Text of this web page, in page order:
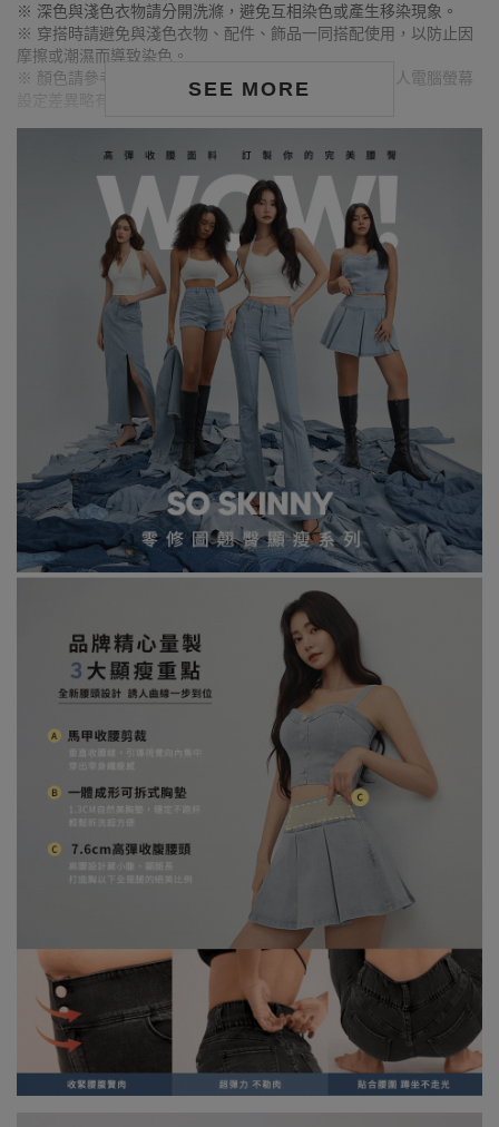
SEE MORE
※ 深色與淺色衣物請分開洗滌，避免互相染色或產生移染現象。
※ 穿搭時請避免與淺色衣物、配件、飾品一同搭配使用，以防止因
摩擦或潮濕而導致染色。
※ 顏色請參考單品圖片較為接近，但因圖檔顏色會因個人電腦螢幕
設定差異略有不同，請以實際商品顏色為準。
身高177cm／胸圍Bust：83cm
腰圍Waist：60cm／臀圍hips：89cm
試穿報告：模特兒穿著S號
身高164cm／胸圍Bust：73cm
腰圍Waist：59cm／臀圍hips：85cm
試穿報告：模特兒穿著S號